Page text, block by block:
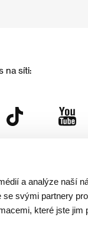
a analýze naší
svými partnery
které jste jim
na síti:
zastřešuje i další